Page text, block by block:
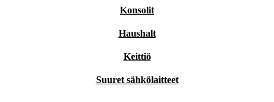
Konsolit
Haushalt
Keittiö
Suuret sähkölaitteet